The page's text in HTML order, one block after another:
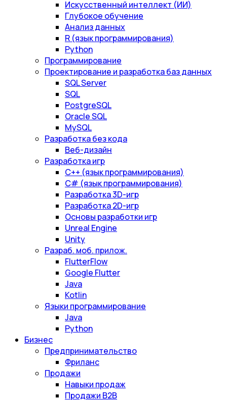
Искусственный интеллект (ИИ)
Глубокое обучение
Анализ данных
R (язык программирования)
Python
Программирование
Проектирование и разработка баз данных
SQL Server
SQL
PostgreSQL
Oracle SQL
MySQL
Разработка без кода
Веб-дизайн
Разработка игр
С++ (язык программирования)
С# (язык программирования)
Разработка 3D-игр
Разработка 2D-игр
Основы разработки игр
Unreal Engine
Unity
Разраб. моб. прилож.
FlutterFlow
Google Flutter
Java
Kotlin
Языки программирование
Java
Python
Бизнес
Предпринимательство
Фриланс
Продажи
Навыки продаж
Продажи B2B